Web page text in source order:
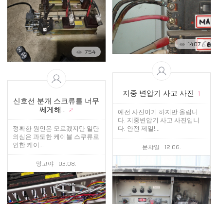
754
1407
지중 변압기 사고 사진 1
예전 사진이기 하지만 올립니
다. 지중변압기 사고 사진입니
다. 안전 제일!...
문챠일 12.06.
신호선 분개 스크류를 너무
쎄게해... 2
정확한 원인은 모르겠지만 일단
의심은 과도한 케이블 스쿠류로
인한 케이...
망고야 03.08.